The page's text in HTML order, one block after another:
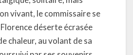
vivant, le commissaire se
déserte écrasée
chaleur, au volant de sa